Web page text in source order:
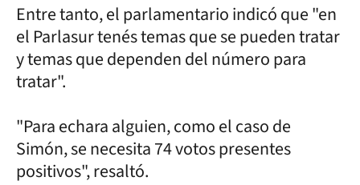
Entre tanto, el parlamentario indicó que "en
el Parlasur tenés temas que se pueden tratar
y temas que dependen del número para
tratar".
"Para echara alguien, como el caso de
Simón, se necesita 74 votos presentes
positivos", resaltó.